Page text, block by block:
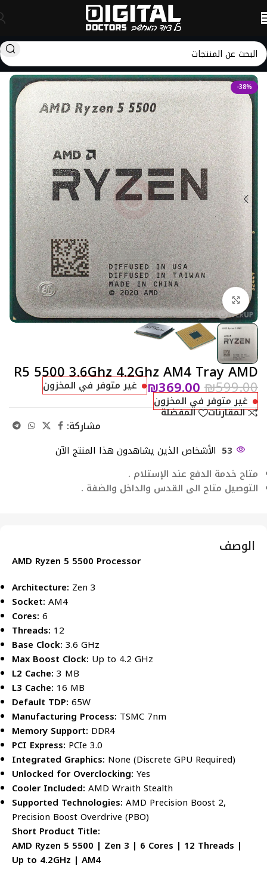
الرئيسية CPUs
AMD CPU
-38%
Click to enlarge
R5 5500 3.6Ghz 4.2Ghz AM4 Tray AMD
₪599.00
₪369.00
غير متوفر في المخزون
غير متوفر في المخزون
المقارنات
المفضلة
مشاركة:
53 الأشخاص الذين يشاهدون هذا المنتج الآن
متاح خدمة الدفع عند الإستلام .
التوصيل متاح الى القدس والداخل والضفة .
الوصف
AMD Ryzen 5 5500 Processor
Architecture: Zen 3
Socket: AM4
Cores: 6
Threads: 12
Base Clock: 3.6 GHz
Max Boost Clock: Up to 4.2 GHz
L2 Cache: 3 MB
L3 Cache: 16 MB
Default TDP: 65W
Manufacturing Process: TSMC 7nm
Memory Support: DDR4
PCI Express: PCIe 3.0
Integrated Graphics: None (Discrete GPU Required)
Unlocked for Overclocking: Yes
Cooler Included: AMD Wraith Stealth
Supported Technologies: AMD Precision Boost 2,
Precision Boost Overdrive (PBO)
Short Product Title:
AMD Ryzen 5 5500 | Zen 3 | 6 Cores | 12 Threads |
Up to 4.2GHz | AM4